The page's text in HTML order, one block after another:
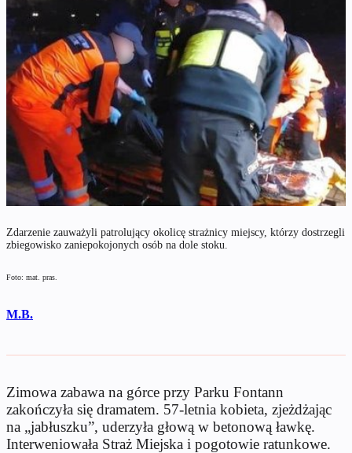
Zdarzenie zauważyli patrolujący okolicę strażnicy miejscy, którzy dostrzegli
zbiegowisko zaniepokojonych osób na dole stoku.
Foto: mat. pras.
M.B.
Zimowa zabawa na górce przy Parku Fontann
zakończyła się dramatem. 57-letnia kobieta, zjeżdżając
na „jabłuszku”, uderzyła głową w betonową ławkę.
Interweniowała Straż Miejska i pogotowie ratunkowe.